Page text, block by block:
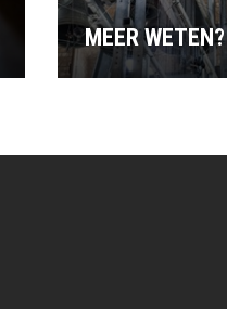
MEER WETEN?